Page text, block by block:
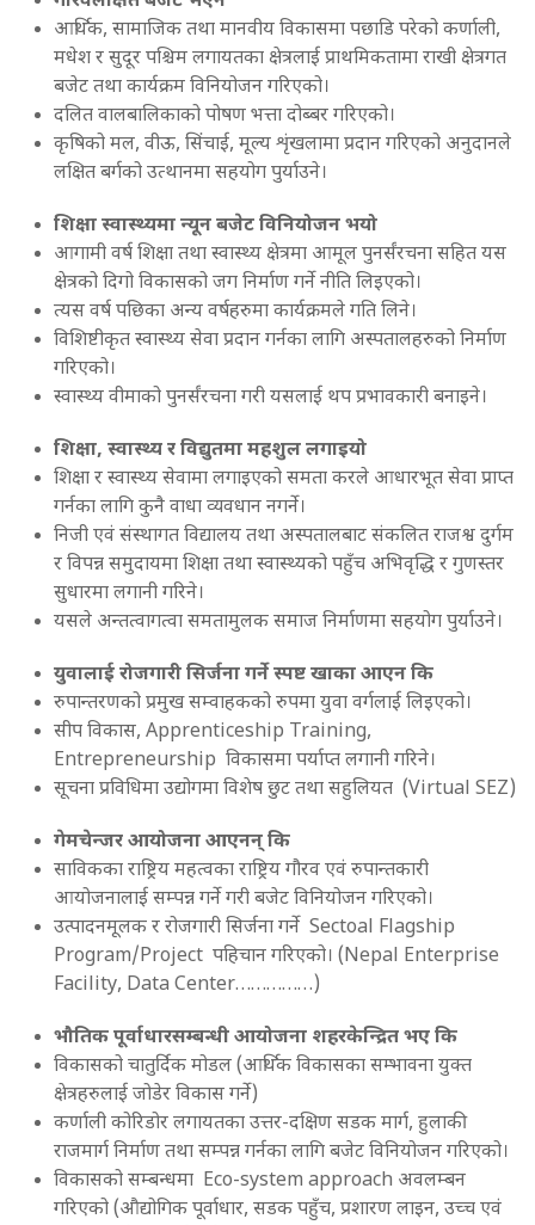
आर्थिक, सामाजिक तथा मानवीय विकासमा पछाडि परेको कर्णाली,
मधेश र सुदूर पश्चिम लगायतका क्षेत्रलाई प्राथमिकतामा राखी क्षेत्रगत
बजेट तथा कार्यक्रम विनियोजन गरिएको।
दलित वालबालिकाको पोषण भत्ता दोब्बर गरिएको।
कृषिको मल, वीऊ, सिंचाई, मूल्य शृंखलामा प्रदान गरिएको अनुदानले
लक्षित बर्गको उत्थानमा सहयोग पुर्याउने।
शिक्षा स्वास्थ्यमा न्यून बजेट विनियोजन भयो
आगामी वर्ष शिक्षा तथा स्वास्थ्य क्षेत्रमा आमूल पुनर्संरचना सहित यस
क्षेत्रको दिगो विकासको जग निर्माण गर्ने नीति लिइएको।
त्यस वर्ष पछिका अन्य वर्षहरुमा कार्यक्रमले गति लिने।
विशिष्टीकृत स्वास्थ्य सेवा प्रदान गर्नका लागि अस्पतालहरुको निर्माण
गरिएको।
स्वास्थ्य वीमाको पुनर्संरचना गरी यसलाई थप प्रभावकारी बनाइने।
शिक्षा, स्वास्थ्य र विद्युतमा महशुल लगाइयो
शिक्षा र स्वास्थ्य सेवामा लगाइएको समता करले आधारभूत सेवा प्राप्त
गर्नका लागि कुनै वाधा व्यवधान नगर्ने।
निजी एवं संस्थागत विद्यालय तथा अस्पतालबाट संकलित राजश्व दुर्गम
र विपन्न समुदायमा शिक्षा तथा स्वास्थ्यको पहुँच अभिवृद्धि र गुणस्तर
सुधारमा लगानी गरिने।
यसले अन्तत्वागत्वा समतामुलक समाज निर्माणमा सहयोग पुर्याउने।
युवालाई रोजगारी सिर्जना गर्ने स्पष्ट खाका आएन कि
रुपान्तरणको प्रमुख सम्वाहकको रुपमा युवा वर्गलाई लिइएको।
सीप विकास, Apprenticeship Training,
Entrepreneurship विकासमा पर्याप्त लगानी गरिने।
सूचना प्रविधिमा उद्योगमा विशेष छुट तथा सहुलियत (Virtual SEZ)
गेमचेन्जर आयोजना आएनन् कि
साविकका राष्ट्रिय महत्वका राष्ट्रिय गौरव एवं रुपान्तकारी
आयोजनालाई सम्पन्न गर्ने गरी बजेट विनियोजन गरिएको।
उत्पादनमूलक र रोजगारी सिर्जना गर्ने Sectoal Flagship
Program/Project पहिचान गरिएको। (Nepal Enterprise
Facility, Data Center……………)
भौतिक पूर्वाधारसम्बन्धी आयोजना शहरकेन्द्रित भए कि
विकासको चातुर्दिक मोडल (आर्थिक विकासका सम्भावना युक्त
क्षेत्रहरुलाई जोडेर विकास गर्ने)
कर्णाली कोरिडोर लगायतका उत्तर-दक्षिण सडक मार्ग, हुलाकी
राजमार्ग निर्माण तथा सम्पन्न गर्नका लागि बजेट विनियोजन गरिएको।
विकासको सम्बन्धमा Eco-system approach अवलम्बन
गरिएको (औद्योगिक पूर्वाधार, सडक पहुँच, प्रशारण लाइन, उच्च एवं